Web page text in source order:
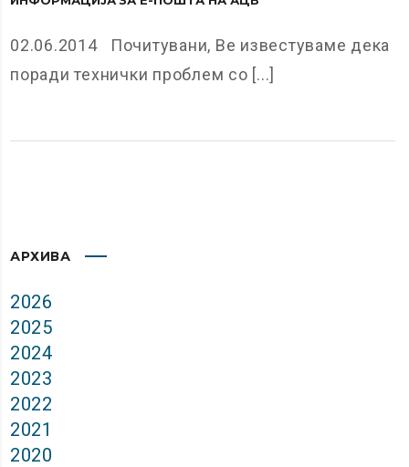
02.06.2014 Почитувани, Ве известуваме дека
поради технички проблем со [...]
АРХИВА
2026
2025
2024
2023
2022
2021
2020